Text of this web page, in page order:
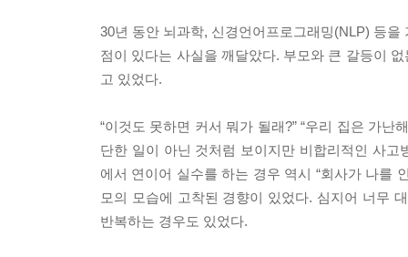
30년 동안 뇌과학, 신경언어프로그래밍(NLP) 등을
점이 있다는 사실을 깨달았다. 부모와 큰 갈등이
고 있었다.
“이것도 못하면 커서 뭐가 될래?” “우리 집은 가
단한 일이 아닌 것처럼 보이지만 비합리적인 사
에서 연이어 실수를 하는 경우 역시 “회사가 나를
모의 모습에 고착된 경향이 있었다. 심지어 너무
반복하는 경우도 있었다.